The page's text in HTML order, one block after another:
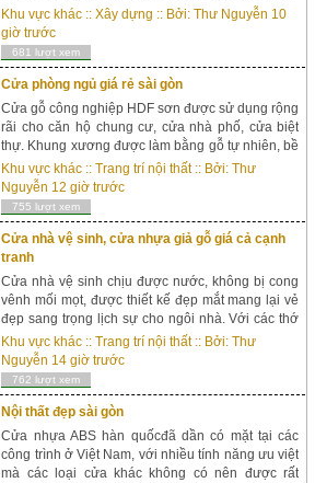
hiện đại, cửa nhựa gỗ sung yu được ép với áp
suất lớn từ bột gỗ với bột nhựa. Sung yu có 3 loại:
Sungyu ...
Khu vực khác ::Xây dựng :: Bởi:Thư Nguyễn 10
giờ trước
681 lượt xem
Cửa phòng ngủ giá rẻ sài gòn
Cửa gỗ công nghiệp HDF sơn được sử dụng rộng
rãi cho căn hộ chung cư, cửa nhà phố, cửa biệt
thự. Khung xương được làm bằng gỗ tự nhiên, bề
mặt là 2 tấm veneer nhập khẩu được sơn màu
hoàn thiện. -Ưu điểm: +Đã qua xử lý mối mọt,
không cong ...
Khu vực khác ::Trang trí nội thất:: Bởi:Thư
Nguyễn 12 giờ trước
755 lượt xem
Cửa nhà vệ sinh, cửa nhựa giả gỗ giá cả cạnh
tranh
Cửa nhà vệ sinh chịu được nước, không bị cong
vênh mối mọt, được thiết kế đẹp mắt mang lại vẻ
đẹp sang trọng lịch sự cho ngôi nhà. Với các thớ
vân giả gỗ, cửa nhựa đài loan mang lại sự đồng
bộ cho ngôi nhà. Kích thước chuẩn cho toilet
800x2050 (k&i...
Khu vực khác ::Trang trí nội thất:: Bởi:Thư
Nguyễn 14 giờ trước
762 lượt xem
Nội thất đẹp sài gòn
Cửa nhựa ABS hàn quốcđã dần có mặt tại các
công trình ở Việt Nam, với nhiều tính năng ưu việt
mà các loại cửa khác không có nên được rất